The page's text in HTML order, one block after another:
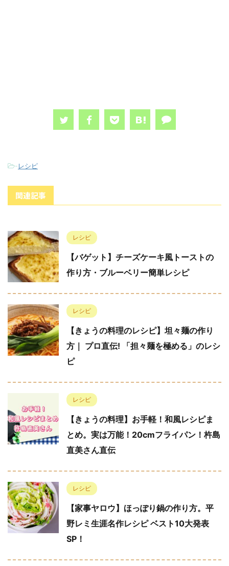
-レシピ
関連記事
レシピ
【バゲット】チーズケーキ風トーストの
作り方・ブルーベリー簡単レシピ
レシピ
【きょうの料理のレシピ】坦々麺の作り
方｜ プロ直伝! 「担々麺を極める」のレシ
ピ
レシピ
【きょうの料理】お手軽！和風レシピま
とめ。実は万能！20cmフライパン！杵島
直美さん直伝
レシピ
【家事ヤロウ】ほっぽり鍋の作り方。平
野レミ生涯名作レシピ ベスト10大発表
SP！